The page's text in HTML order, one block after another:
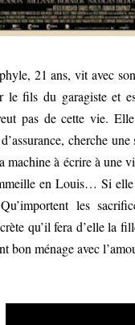
21 ans, vit avec
le fils du garagiste et
pas de cette vie.
cherche
machine à écrire à une
en Louis… Si
les
qu’il fera d’elle la
bon ménage avec